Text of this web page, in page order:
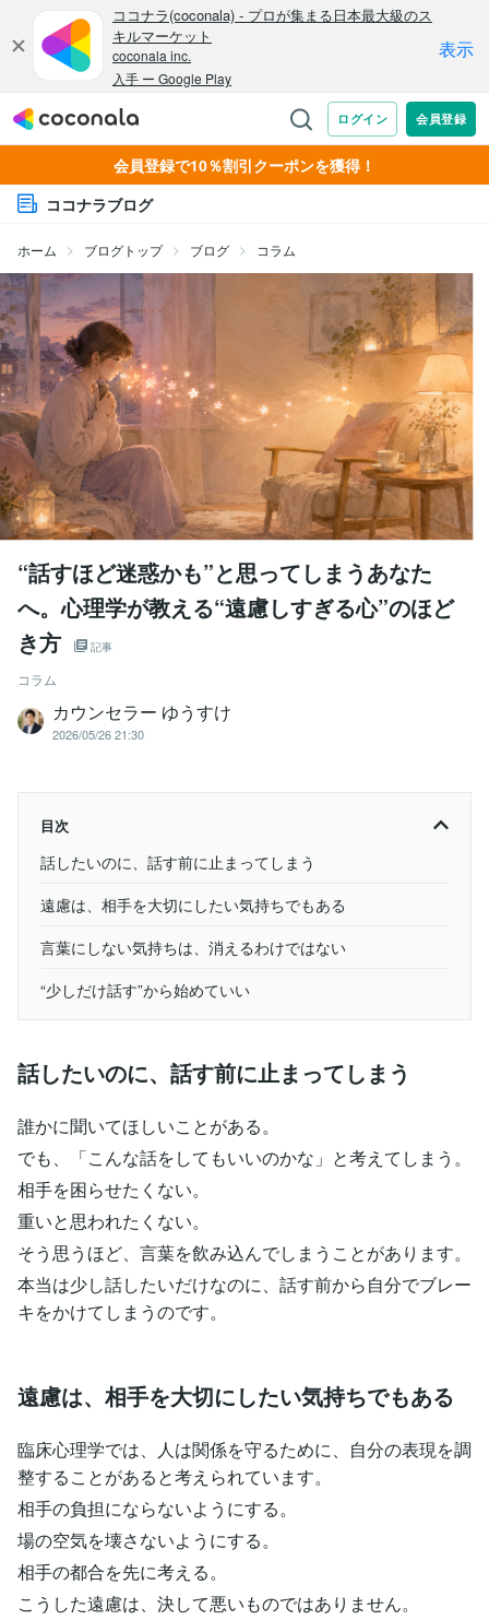
会員登録で10％割引クーポンを獲得！
ココナラブログ
ホーム ブログトップ ブログ コラム
“話すほど迷惑かも”と思ってしまうあなた
へ。心理学が教える“遠慮しすぎる心”のほど
き方
記事
コラム
カウンセラー ゆうすけ
2026/05/26 21:30
目次
話したいのに、話す前に止まってしまう
遠慮は、相手を大切にしたい気持ちでもある
言葉にしない気持ちは、消えるわけではない
“少しだけ話す”から始めていい
話したいのに、話す前に止まってしまう
誰かに聞いてほしいことがある。
でも、「こんな話をしてもいいのかな」と考えてしまう。
相手を困らせたくない。
重いと思われたくない。
そう思うほど、言葉を飲み込んでしまうことがあります。
本当は少し話したいだけなのに、話す前から自分でブレー
キをかけてしまうのです。
遠慮は、相手を大切にしたい気持ちでもある
臨床心理学では、人は関係を守るために、自分の表現を調
整することがあると考えられています。
相手の負担にならないようにする。
場の空気を壊さないようにする。
相手の都合を先に考える。
こうした遠慮は、決して悪いものではありません。